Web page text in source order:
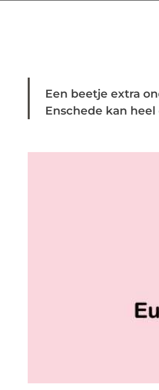
Een beetje extra
Enschede kan